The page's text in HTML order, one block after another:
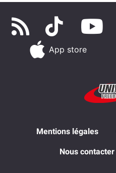
App store
Mentions légales
Nous contacter